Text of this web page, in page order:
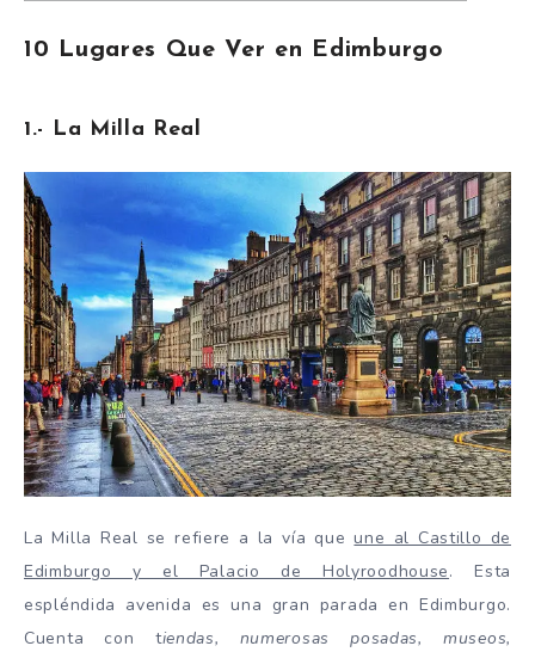
10 Lugares Que Ver en Edimburgo
1.- La Milla Real
La Milla Real se refiere a la vía queune al Castillo de
Edimburgo y el Palacio de Holyroodhouse. Esta
espléndida avenida es una gran parada en Edimburgo.
Cuenta con tiendas, numerosas posadas, museos,